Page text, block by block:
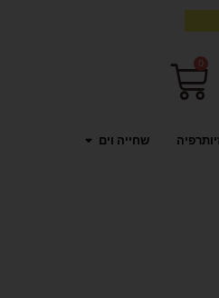
0
עגלת
ופנאי שחייה וים פתח שחייה וים